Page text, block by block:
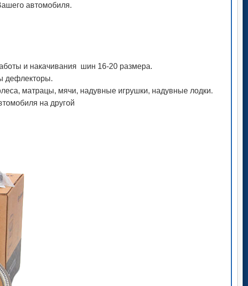
автомобиля.
и накачивания шин 16-20 размера.
дефлекторы.
матрацы, мячи, надувные игрушки, надувные лодки.
на другой